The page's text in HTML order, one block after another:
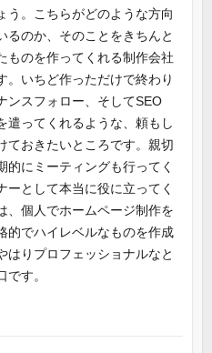
う。こちらがどのような方向
るのか、そのことをきちんと
ものを作ってくれる制作会社
。いちど作っただけで終わり
ンスフォロー、そしてSEO
遣ってくれるような、頼もし
ておきたいところです。親切
にミーティングも行ってく
として本当に役に立ってく
、個人でホームページ制作を
的でハイレベルなものを作成
はりプロフェッショナルなと
す。